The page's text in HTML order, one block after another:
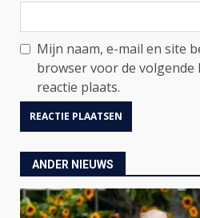
Mijn naam, e-mail en site
browser voor de volgende
reactie plaats.
ANDER NIEUWS